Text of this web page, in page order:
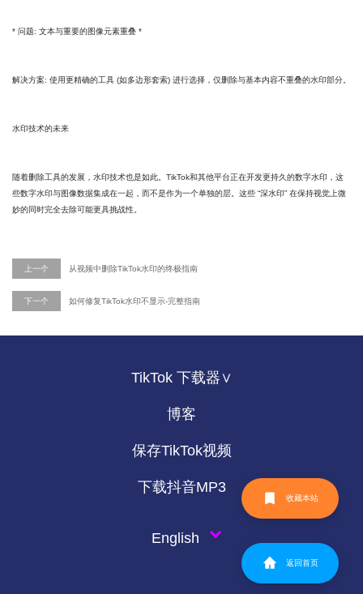
* 问题: 文本与重要的图像元素重叠 *
解决方案: 使用更精确的工具 (如多边形套索) 进行选择，仅删除与基本内容不重叠的水印部分。
水印技术的未来
随着删除工具的发展，水印技术也是如此。TikTok和其他平台正在开发更持久的数字水印，这
些数字水印与图像数据集成在一起，而不是作为一个单独的层。这些 “深水印” 在保持视觉上微
妙的同时完全去除可能更具挑战性。
上一个 从视频中删除TikTok水印的终极指南
下一个 如何修复TikTok水印不显示-完整指南
TikTok 下载器∨
博客
保存TikTok视频
下载抖音MP3
English
收藏本站
返回首页